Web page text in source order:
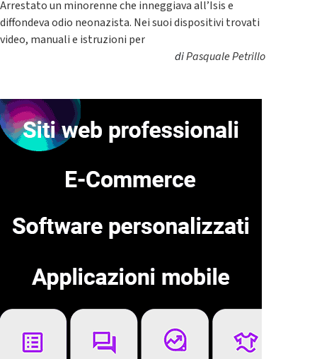
Arrestato un minorenne che inneggiava all’Isis e
diffondeva odio neonazista. Nei suoi dispositivi trovati
video, manuali e istruzioni per
diPasquale Petrillo